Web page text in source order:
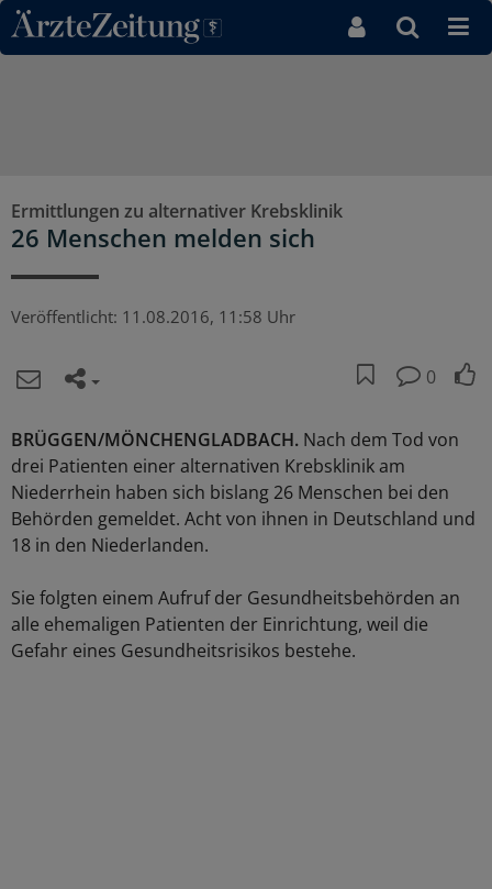
Direkt zum Inhaltsbereich
Ermittlungen zu alternativer Krebsklinik
26 Menschen melden sich
Veröffentlicht: 11.08.2016, 11:58 Uhr
0
BRÜGGEN/MÖNCHENGLADBACH. Nach dem Tod von
drei Patienten einer alternativen Krebsklinik am
Niederrhein haben sich bislang 26 Menschen bei den
Behörden gemeldet. Acht von ihnen in Deutschland und
18 in den Niederlanden.
Sie folgten einem Aufruf der Gesundheitsbehörden an
alle ehemaligen Patienten der Einrichtung, weil die
Gefahr eines Gesundheitsrisikos bestehe.